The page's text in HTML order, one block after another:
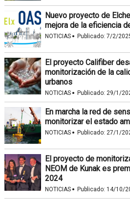
Nuevo proyecto de
mejora de la eficiencia
NOTICIAS · Publicado: 7/2/
El proyecto Califiber
monitorización de la
urbanos
NOTICIAS · Publicado: 29/1/
En marcha la red de
monitorizar el estado
NOTICIAS · Publicado: 27/1/
El proyecto de
NEOM de Kunak es
2024
NOTICIAS · Publicado: 14/10/